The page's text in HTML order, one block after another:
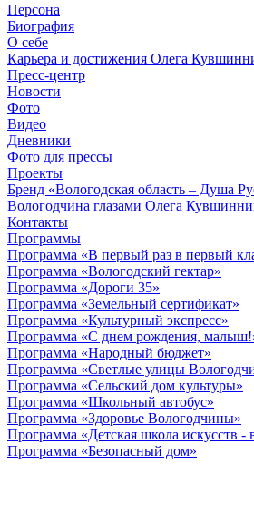
Персона
Биография
О себе
Карьера и достижения Олега
Пресс-центр
Новости
Фото
Видео
Дневники
Фото для прессы
Проекты
Бренд «Вологодская область – Душа
Вологодчина глазами Олега
Контакты
Программы
Программа «В первый раз в первый
Программа «Вологодский гектар»
Программа «Дороги 35»
Программа «Земельный сертификат»
Программа «Культурный экспресс»
Программа «С днем рождения,
Программа «Народный бюджет»
Программа «Светлые улицы
Программа «Сельский дом культуры»
Программа «Школьный автобус»
Программа «Здоровье Вологодчины»
Программа «Детская школа искусств -
Программа «Безопасный дом»